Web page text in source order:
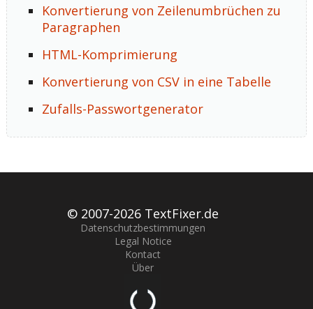
Konvertierung von Zeilenumbrüchen zu
Paragraphen
HTML-Komprimierung
Konvertierung von CSV in eine Tabelle
Zufalls-Passwortgenerator
© 2007-2026 TextFixer.de
Datenschutzbestimmungen
Legal Notice
Kontact
Über